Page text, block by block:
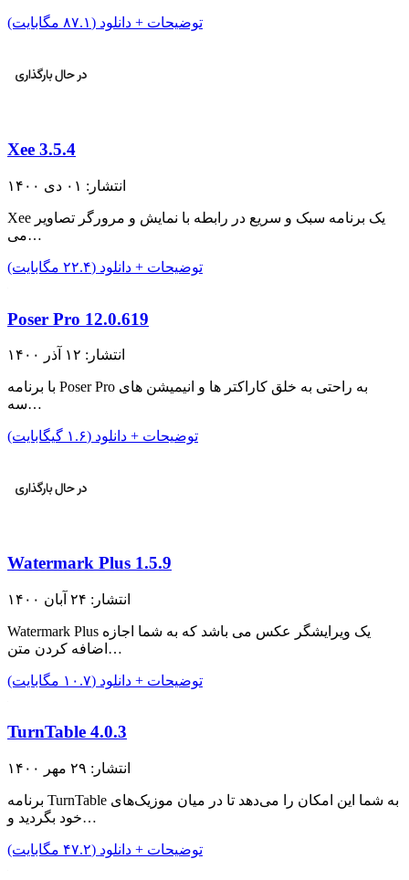
توضیحات + دانلود (۸۷.۱ مگابایت)
Xee 3.5.4
انتشار: ۰۱ دی ۱۴۰۰
Xee یک برنامه سبک و سریع در رابطه با نمایش و مرورگر تصاویر
می…
توضیحات + دانلود (۲۲.۴ مگابایت)
Poser Pro 12.0.619
انتشار: ۱۲ آذر ۱۴۰۰
با برنامه Poser Pro به راحتی به خلق کاراکتر ها و انیمیشن های
سه…
توضیحات + دانلود (۱.۶ گیگابایت)
Watermark Plus 1.5.9
انتشار: ۲۴ آبان ۱۴۰۰
Watermark Plus یک ویرایشگر عکس می باشد که به شما اجازه
اضافه کردن متن…
توضیحات + دانلود (۱۰.۷ مگابایت)
TurnTable 4.0.3
انتشار: ۲۹ مهر ۱۴۰۰
برنامه TurnTable به شما این امکان را می‌دهد تا در میان موزیک‌های
خود بگردید و…
توضیحات + دانلود (۴۷.۲ مگابایت)